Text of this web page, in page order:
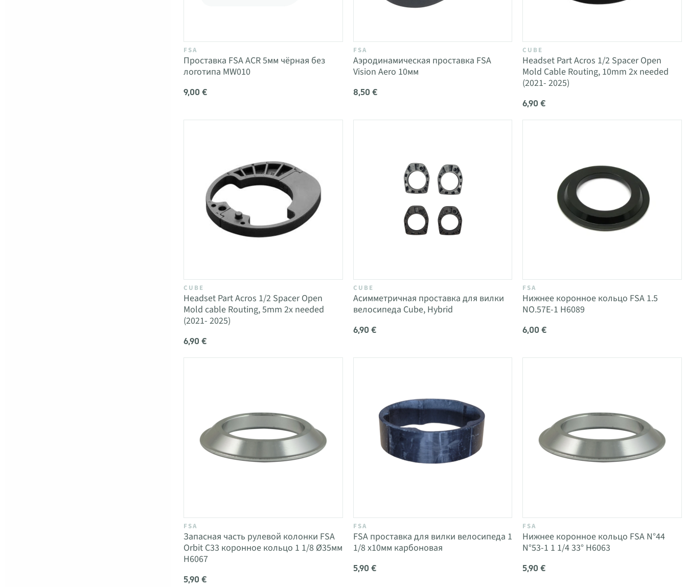
FSA
Проставка FSA ACR 5мм чёрная без
логотипа MW010
9,00 €
FSA
Аэродинамическая проставка FSA
Vision Aero 10мм
8,50 €
CUBE
Headset Part Acros 1/2 Spacer Open
Mold Cable Routing, 10mm 2x needed
(2021- 2025)
6,90 €
CUBE
Headset Part Acros 1/2 Spacer Open
Mold cable Routing, 5mm 2x needed
(2021- 2025)
6,90 €
CUBE
Асимметричная проставка для вилки
велосипеда Cube, Hybrid
6,90 €
FSA
Нижнее коронное кольцо FSA 1.5
NO.57E-1 H6089
6,00 €
FSA
Запасная часть рулевой колонки FSA
Orbit C33 коронное кольцо 1 1/8 Ø35мм
H6067
5,90 €
FSA
FSA проставка для вилки велосипеда 1
1/8 x10мм карбоновая
5,90 €
FSA
Нижнее коронное кольцо FSA N°44
N°53-1 1 1/4 33° H6063
5,90 €